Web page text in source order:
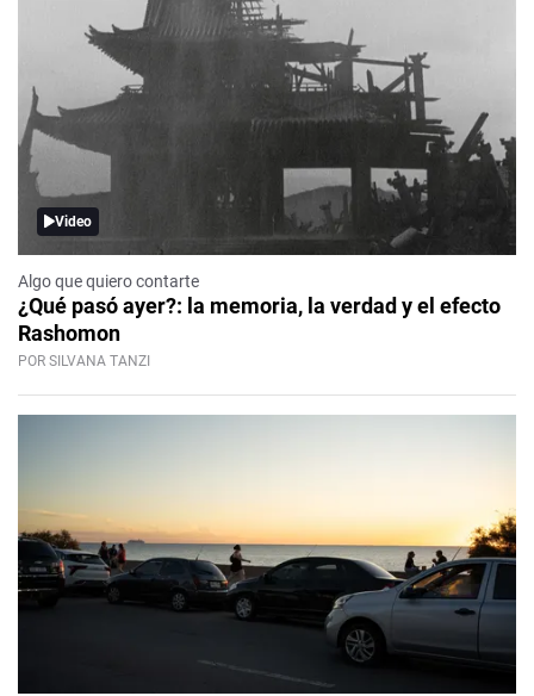
Video
Algo que quiero contarte
¿Qué pasó ayer?: la memoria, la verdad y el efecto
Rashomon
POR SILVANA TANZI